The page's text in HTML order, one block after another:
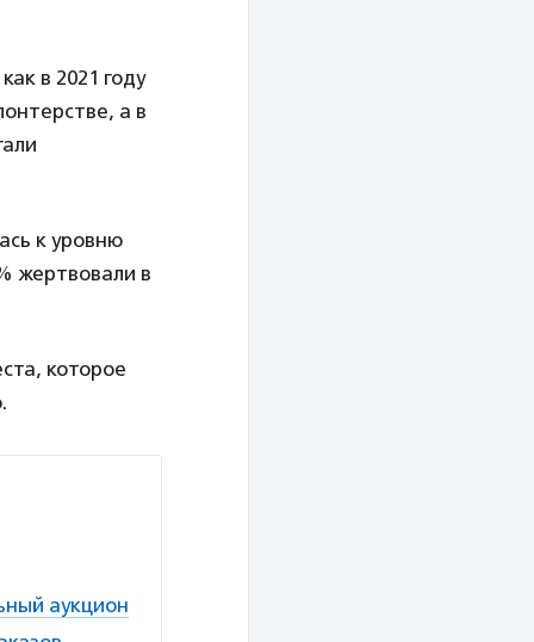
в 2021 году
а в
к уровню
жертвовали в
которое
аукцион